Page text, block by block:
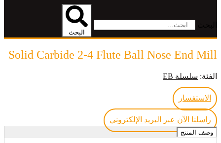
البحث
Solid Carbide 2-4 Flute Ball Nose End Mill
الفئة: سلسلة EB
الاستفسار
راسلنا الآن عبر البريد الإلكتروني
وصف المنتج